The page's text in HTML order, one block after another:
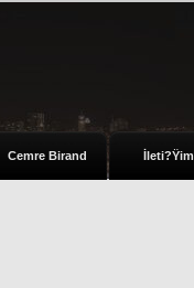
Cemre Birand İleti?Ÿim